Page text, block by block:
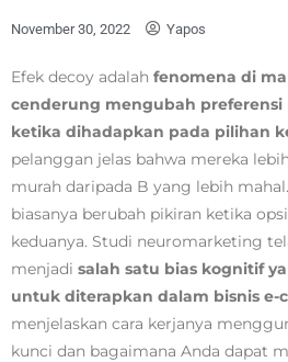
November 30, 2022 Yapos
Efek decoy adalah fenomena di
cenderung mengubah
ketika dihadapkan pada pilihan
pelanggan jelas bahwa mereka
murah daripada B yang lebih
biasanya berubah pikiran ketika
keduanya. Studi neuromarketing
menjadi salah satu bias kognitif
untuk diterapkan dalam bisnis e-
menjelaskan cara kerjanya
kunci dan bagaimana Anda dapat